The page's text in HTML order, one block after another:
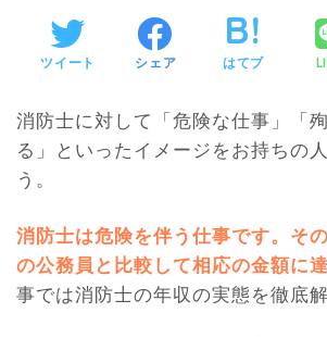
ツイート シェア はてブ
消防士に対して「危険な仕事」「
る」といったイメージをお持ちの
う。
消防士は危険を伴う仕事です。そ
の公務員と比較して相応の金額に
事では消防士の年収の実態を徹底解